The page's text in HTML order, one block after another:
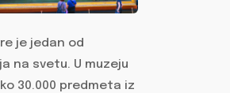
je jedan od
na svetu. U muzeju
30.000 predmeta iz